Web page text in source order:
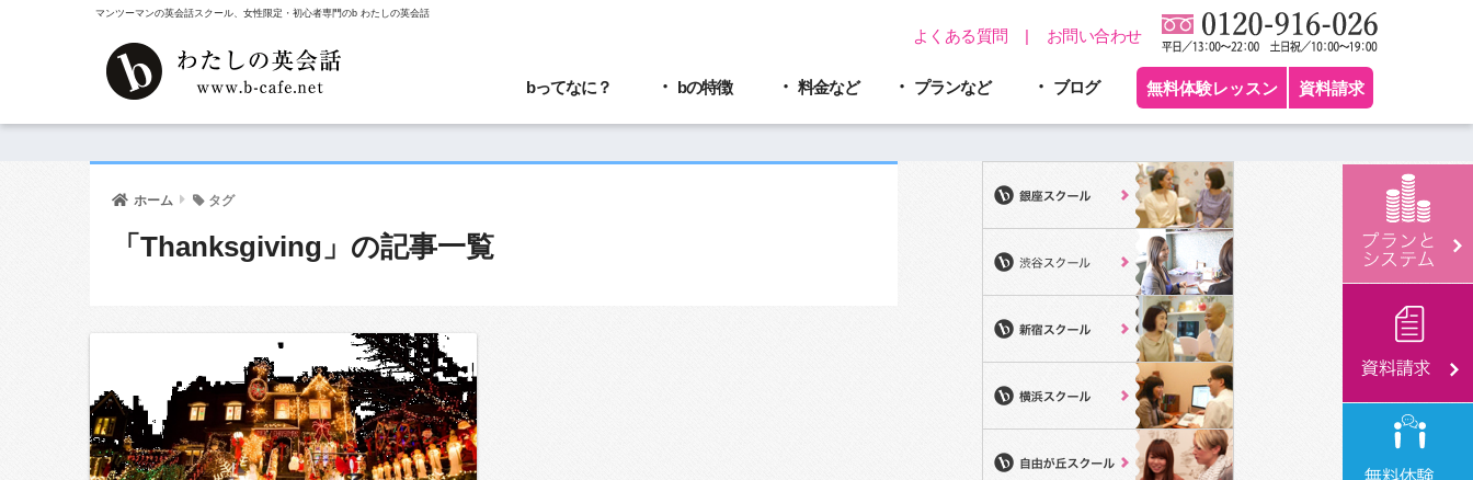
マンツーマンの英会話スクール、女性限定・初心者専門のb わたしの英会話
お問い合わせ
よくある質問
bってなに？ bの特徴 料金など プランなど ブログ 無料体験レッスン 資料請求
ホーム タグ
「Thanksgiving」の記事一覧